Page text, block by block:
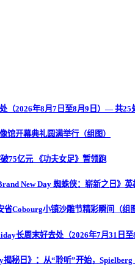
（2026年8月7日至8月9日）— 共25
馆开幕典礼圆满举行（组图）
75亿元 《功夫女足》暂领跑
New Day 蜘蛛侠：崭新之日》
省Cobourg小镇沙雕节精彩瞬间（组
长周末好去处（2026年7月31日
揭秘日》：从“聆听”开始，